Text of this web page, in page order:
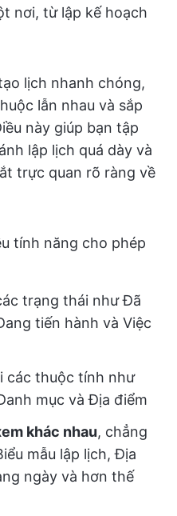
nơi, từ lập kế hoạch
lịch nhanh chóng,
lẫn nhau và sắp
này giúp bạn tập
lập lịch quá dày và
trực quan rõ ràng về
tính năng cho phép
trạng thái như Đã
tiến hành và Việc
các thuộc tính như
mục và Địa điểm
khác nhau, chẳng
mẫu lập lịch, Địa
ngày và hơn thế